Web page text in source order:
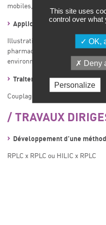
mobiles, solvant de dilution
Applications industrielles de
Illustration par des exemples
pharmaceutiques,
environnement).
Traitement des données et
Couplage à la spectrométrie de
T RAVAUX
Développement d’une
RPLC x RPLC ou HILIC x RPLC
This site uses
control over what
OK,
Deny
Personalize